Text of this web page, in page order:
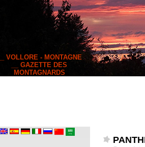
__ VOLLORE - MONTAGNE
__ GAZETTE DES
MONTAGNARDS